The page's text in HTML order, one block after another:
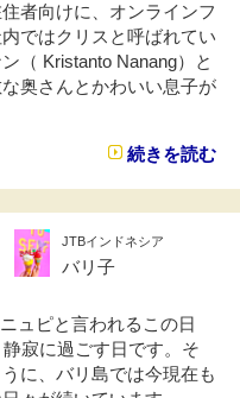
者向けに、オンラインフ
ではクリスと呼ばれてい
（ Kristanto Nanang）と
奥さんとかわいい息子が
続きを読む
JTBインドネシア
バリ子
ュピと言われるこの日
寂に過ごす日です。そ
に、バリ島では今現在も